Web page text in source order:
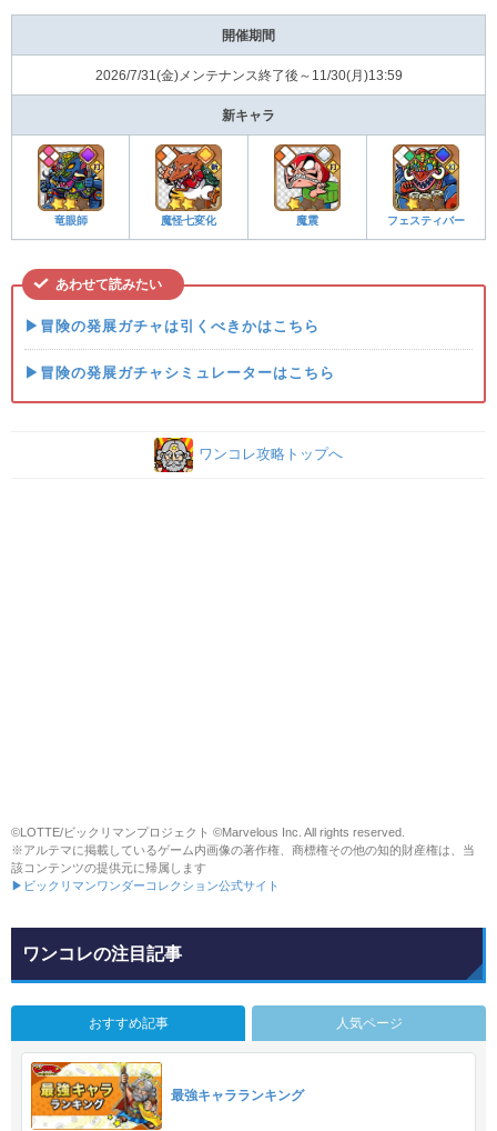
開催期間
2026/7/31(金)メンテナンス終了後～11/30(月)13:59
新キャラ
竜眼師 魔怪七変化 魔震 フェスティバー
あわせて読みたい
▶冒険の発展ガチャは引くべきかはこちら
▶冒険の発展ガチャシミュレーターはこちら
ワンコレ攻略トップへ
©LOTTE/ビックリマンプロジェクト ©Marvelous Inc. All rights reserved.
※アルテマに掲載しているゲーム内画像の著作権、商標権その他の知的財産権は、当
該コンテンツの提供元に帰属します
▶ビックリマンワンダーコレクション公式サイト
ワンコレの注目記事
おすすめ記事 人気ページ
最強キャラランキング